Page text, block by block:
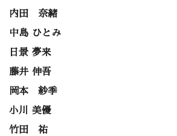
内田 奈緒
中島 ひとみ
日景 夢来
藤井 伸吾
岡本 紗季
小川 美優
竹田 祐